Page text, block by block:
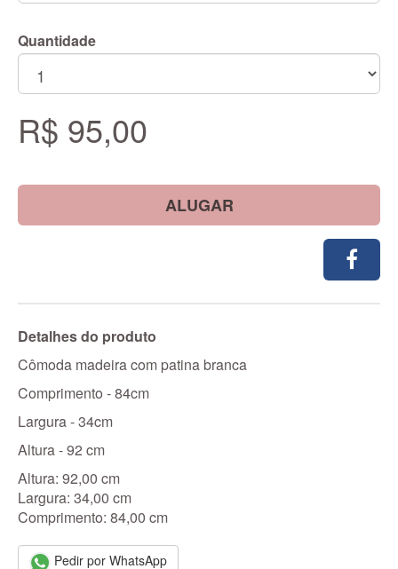
Quantidade
R$ 95,00
ALUGAR
Detalhes do produto
Cômoda madeira com patina branca
Comprimento - 84cm
Largura - 34cm
Altura - 92 cm
Altura: 92,00 cm
Largura: 34,00 cm
Comprimento: 84,00 cm
Pedir por WhatsApp